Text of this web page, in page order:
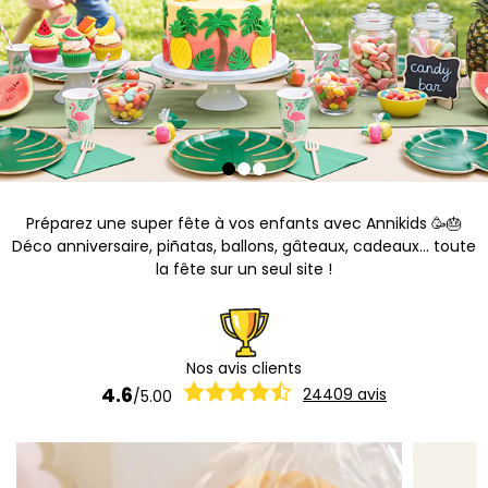
Préparez une super fête à vos enfants avec Annikids 🥳🎂
Déco anniversaire, piñatas, ballons, gâteaux, cadeaux... toute
la fête sur un seul site !
Nos avis clients
4.6/5.00 24409 avis